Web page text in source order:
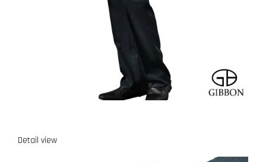
Detail view